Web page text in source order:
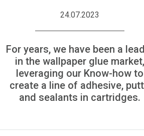
24.07.2023
For years, we have been a
in the wallpaper glue market,
leveraging our Know-how to
create a line of adhesive,
and sealants in cartridges.